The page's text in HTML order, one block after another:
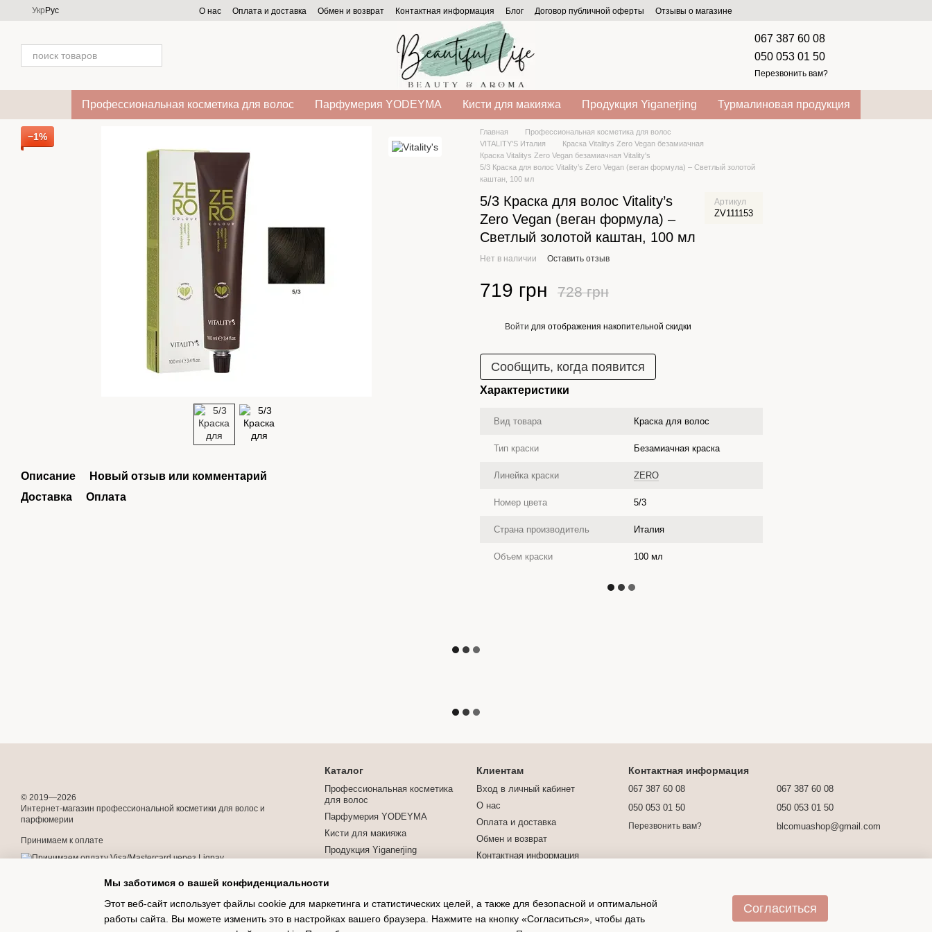
Перейти к основному контенту
Укр Рус О нас Оплата и доставка Обмен и возврат Контактная информация Блог Договор публичной оферты Отзывы о магазине
067 387 60 08
050 053 01 50
Перезвонить вам?
Профессиональная косметика для волос Парфумерия YODEYMA Кисти для макияжа Продукция Yiganerjing Турмалиновая продукция
−1%
Описание
Новый отзыв или комментарий
Доставка
Оплата
Главная
Профессиональная косметика для волос
VITALITY'S Италия
Краска Vitalitys Zero Vegan безамиачная
Краска Vitalitys Zero Vegan безамиачная Vitality's
5/3 Краска для волос Vitality’s Zero Vegan (веган формула) – Светлый золотой
каштан, 100 мл
5/3 Краска для волос Vitality’s
Zero Vegan (веган формула) –
Светлый золотой каштан, 100 мл
Артикул
ZV111153
Нет в наличии Оставить отзыв
719 грн 728 грн
Войти для отображения накопительной скидки
Сообщить, когда появится
Характеристики
Вид товара Краска для волос
Тип краски Безамиачная краска
Линейка краски ZERO
Номер цвета 5/3
Страна производитель Италия
Объем краски 100 мл
© 2019—2026
Интернет-магазин профессиональной косметики для волос и
парфюмерии
Принимаем к оплате
Мобильная версия
Каталог
Профессиональная косметика
для волос
Парфумерия YODEYMA
Кисти для макияжа
Продукция Yiganerjing
Клиентам
Вход в личный кабинет
О нас
Оплата и доставка
Обмен и возврат
Контактная информация
Отзывы о магазине
Контактная информация
067 387 60 08
050 053 01 50
Перезвонить вам?
067 387 60 08
050 053 01 50
blcomuashop@gmail.com
Мы заботимся о вашей конфиденциальности
Этот веб-сайт использует файлы cookie для маркетинга и статистических целей, а также для безопасной и оптимальной
работы сайта. Вы можете изменить это в настройках вашего браузера. Нажмите на кнопку «Согласиться», чтобы дать
Согласиться